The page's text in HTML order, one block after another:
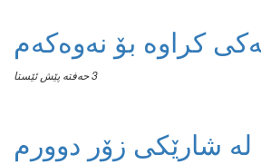
کراوە بۆ نەوەکەم
3 حەفتە پێش ئێستا
شارێکی زۆر دوورم